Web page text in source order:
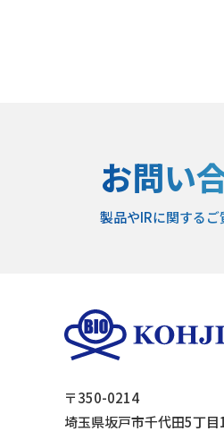
お問い
製品やIRに関するご
〒350-0214
埼玉県坂戸市千代田5丁目